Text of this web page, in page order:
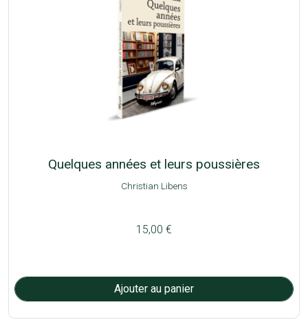
Quelques années et leurs poussières
Christian Libens
15,00 €